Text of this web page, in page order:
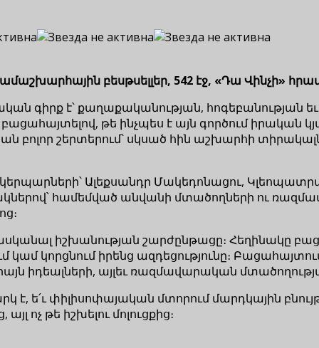
բեսթսելլեր, 542 էջ, «Դա Վինչի»
գիրք է՝ քաղաքականության, հոգեբանության
բացահայտելով, թե ինչպես է այն գործում
բոլոր շերտերում՝ սկսած հին աշխարհի
Ալեքսանդր Մակեդոնացու,
համեմված անվանի մտածողների ու
իշխանության շարժընթացը։ Հեղինակը
կորցնում իրենց ազդեցությունը։
իդեալների, այլեւ ռազմավարական
է, ե՛ւ փիլիսոփայական մտորում մարդկային
ոչ թե իշխելու մոլուցքից։